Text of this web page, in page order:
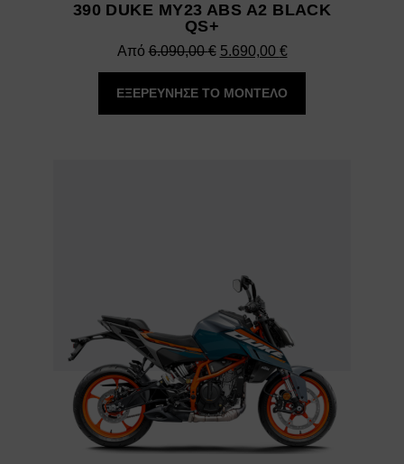
390 DUKE MY23 ABS A2 BLACK
QS+
Από6.090,00€ Original
price
was:
5.690,00 €Η
τρέχουσα
τιμή
ΕΞΕΡΕΥΝΗΣΕ ΤΟ ΜΟΝΤΕΛΟ